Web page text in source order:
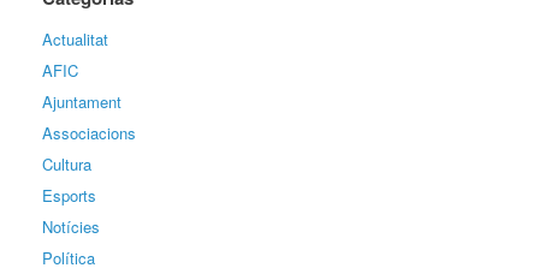
Actualitat
AFIC
Ajuntament
Associacions
Cultura
Esports
Notícies
Política